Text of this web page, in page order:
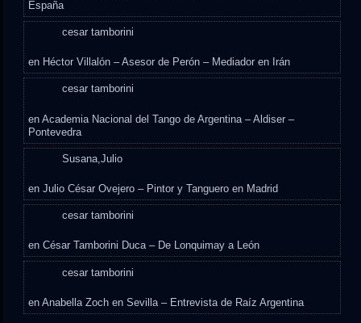
España
cesar tamborini
en Héctor Villalón – Asesor de Perón – Mediador en Irán
cesar tamborini
enAcademia Nacional del Tango de Argentina – Aldiser –
Pontevedra
Susana,Julio
enJulio César Ovejero – Pintor y Tanguero en Madrid
cesar tamborini
enCésar Tamborini Duca – De Lonquimay a León
cesar tamborini
enAnabella Zoch en Sevilla – Entrevista de Raíz Argentina